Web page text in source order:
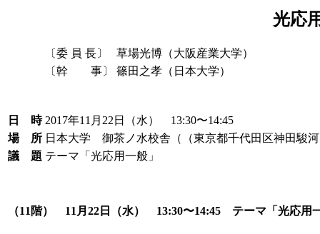
光応
〔委 員 長〕
草場光博（大阪産業大学）
〔幹 事〕
篠田之孝（日本大学）
日 時 2017年11月22日（水） 13:30〜14:45
場 所 日本大学 御茶ノ水校舎（（東京都千代田区神田駿
議 題 テーマ「光応用一般」
（11階） 11月22日（水） 13:30〜14:45 テーマ「光応用